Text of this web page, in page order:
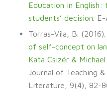
Education in
students’ decision.
Torras-Vila, B. (2016).
of self-concept on
Kata Csizér &
Journal of Teaching
Literature, 9(4), 82-